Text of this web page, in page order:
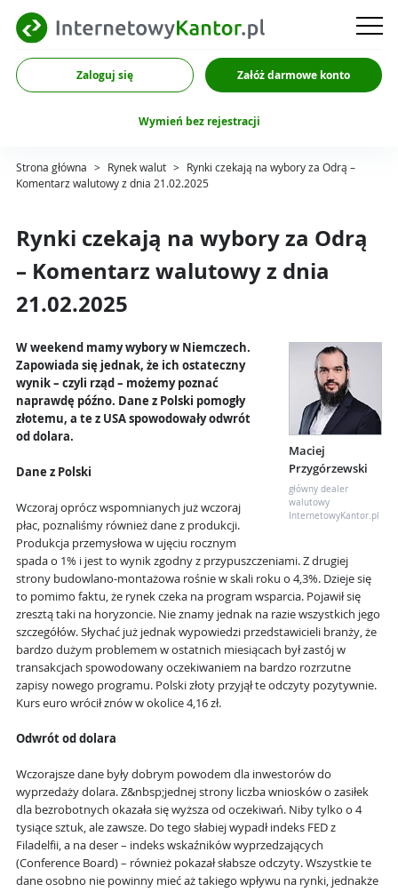
Zaloguj się Załóż darmowe konto
Wymień bez rejestracji
Strona główna > Rynek walut > Rynki czekają na wybory za Odrą –
Komentarz walutowy z dnia 21.02.2025
Rynki czekają na wybory za Odrą
– Komentarz walutowy z dnia
21.02.2025
Maciej
Przygórzewski
główny dealer
walutowy
InternetowyKantor.pl
W weekend mamy wybory w Niemczech.
Zapowiada się jednak, że ich ostateczny
wynik – czyli rząd – możemy poznać
naprawdę późno. Dane z Polski pomogły
złotemu, a te z USA spowodowały odwrót
od dolara.
Dane z Polski
Wczoraj oprócz wspomnianych już wczoraj
płac, poznaliśmy również dane z produkcji.
Produkcja przemysłowa w ujęciu rocznym
spada o 1% i jest to wynik zgodny z przypuszczeniami. Z drugiej
strony budowlano-montażowa rośnie w skali roku o 4,3%. Dzieje się
to pomimo faktu, że rynek czeka na program wsparcia. Pojawił się
zresztą taki na horyzoncie. Nie znamy jednak na razie wszystkich jego
szczegółów. Słychać już jednak wypowiedzi przedstawicieli branży, że
bardzo dużym problemem w ostatnich miesiącach był zastój w
transakcjach spowodowany oczekiwaniem na bardzo rozrzutne
zapisy nowego programu. Polski złoty przyjął te odczyty pozytywnie.
Kurs euro wrócił znów w okolice 4,16 zł.
Odwrót od dolara
Wczorajsze dane były dobrym powodem dla inwestorów do
wyprzedaży dolara. Z&nbsp;jednej strony liczba wniosków o zasiłek
dla bezrobotnych okazała się wyższa od oczekiwań. Niby tylko o 4
tysiące sztuk, ale zawsze. Do tego słabiej wypadł indeks FED z
Filadelfii, a na deser – indeks wskaźników wyprzedzających
(Conference Board) – również pokazał słabsze odczyty. Wszystkie te
dane osobno nie powinny mieć aż takiego wpływu na rynki, jednakże